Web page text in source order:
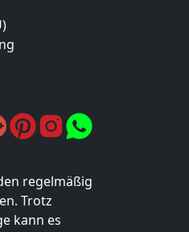
regelmäßig
Trotz
kann es